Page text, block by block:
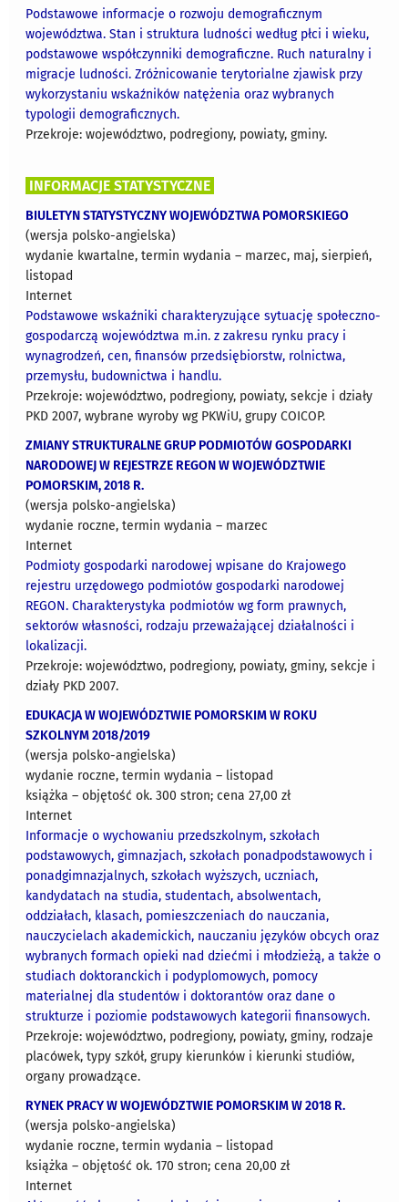
Podstawowe informacje o rozwoju demograficznym
województwa. Stan i struktura ludności według płci i wieku,
podstawowe współczynniki demograficzne. Ruch naturalny i
migracje ludności. Zróżnicowanie terytorialne zjawisk przy
wykorzystaniu wskaźników natężenia oraz wybranych
typologii demograficznych.
Przekroje: województwo, podregiony, powiaty, gminy.
INFORMACJE STATYSTYCZNE
BIULETYN STATYSTYCZNY WOJEWÓDZTWA POMORSKIEGO
(wersja polsko-angielska)
wydanie kwartalne, termin wydania – marzec, maj, sierpień,
listopad
Internet
Podstawowe wskaźniki charakteryzujące sytuację społeczno-
gospodarczą województwa m.in. z zakresu rynku pracy i
wynagrodzeń, cen, finansów przedsiębiorstw, rolnictwa,
przemysłu, budownictwa i handlu.
Przekroje: województwo, podregiony, powiaty, sekcje i działy
PKD 2007, wybrane wyroby wg PKWiU, grupy COICOP.
ZMIANY STRUKTURALNE GRUP PODMIOTÓW GOSPODARKI
NARODOWEJ W REJESTRZE REGON W WOJEWÓDZTWIE
POMORSKIM, 2018 R.
(wersja polsko-angielska)
wydanie roczne, termin wydania – marzec
Internet
Podmioty gospodarki narodowej wpisane do Krajowego
rejestru urzędowego podmiotów gospodarki narodowej
REGON. Charakterystyka podmiotów wg form prawnych,
sektorów własności, rodzaju przeważającej działalności i
lokalizacji.
Przekroje: województwo, podregiony, powiaty, gminy, sekcje i
działy PKD 2007.
EDUKACJA W WOJEWÓDZTWIE POMORSKIM W ROKU
SZKOLNYM 2018/2019
(wersja polsko-angielska)
wydanie roczne, termin wydania – listopad
książka – objętość ok. 300 stron; cena 27,00 zł
Internet
Informacje o wychowaniu przedszkolnym, szkołach
podstawowych, gimnazjach, szkołach ponadpodstawowych i
ponadgimnazjalnych, szkołach wyższych, uczniach,
kandydatach na studia, studentach, absolwentach,
oddziałach, klasach, pomieszczeniach do nauczania,
nauczycielach akademickich, nauczaniu języków obcych oraz
wybranych formach opieki nad dziećmi i młodzieżą, a także o
studiach doktoranckich i podyplomowych, pomocy
materialnej dla studentów i doktorantów oraz dane o
strukturze i poziomie podstawowych kategorii finansowych.
Przekroje: województwo, podregiony, powiaty, gminy, rodzaje
placówek, typy szkół, grupy kierunków i kierunki studiów,
organy prowadzące.
RYNEK PRACY W WOJEWÓDZTWIE POMORSKIM W 2018 R.
(wersja polsko-angielska)
wydanie roczne, termin wydania – listopad
książka – objętość ok. 170 stron; cena 20,00 zł
Internet